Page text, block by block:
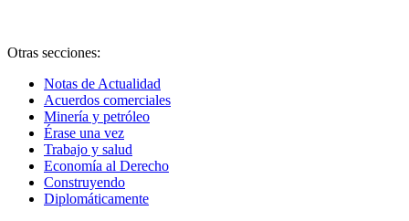
Otras secciones:
Notas de Actualidad
Acuerdos comerciales
Minería y petróleo
Érase una vez
Trabajo y salud
Economía al Derecho
Construyendo
Diplomáticamente